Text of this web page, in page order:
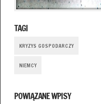
TAGI
KRYZYS GOSPODARCZY
NIEMCY
POWIĄZANE WPISY